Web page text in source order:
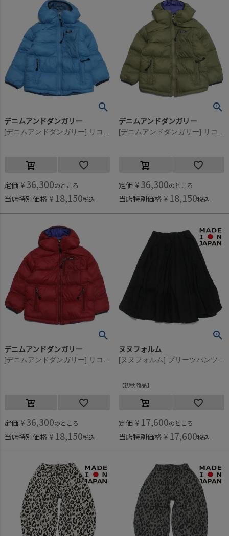
デニムアンドダンガリー
定価 ¥ 36,300のところ
当店特別価格 ¥ 18,150税込
デニムアンドダンガリー
定価 ¥ 36,300のところ
当店特別価格 ¥ 18,150税込
デニムアンドダンガリー
定価 ¥ 36,300のところ
当店特別価格 ¥ 18,150税込
ヌヌフォルム
初秋商品
定価 ¥ 17,600のところ
当店特別価格 ¥ 17,600税込